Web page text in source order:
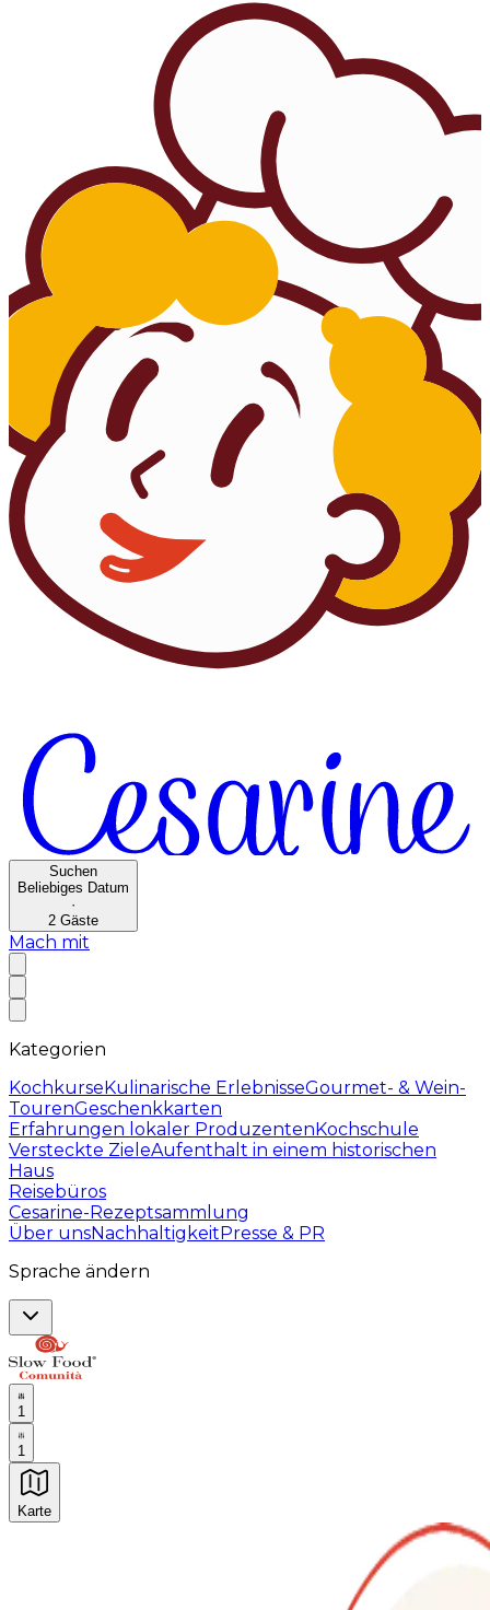
Suchen
Beliebiges Datum
·
2 Gäste
Mach mit
Kategorien
KochkurseKulinarische ErlebnisseGourmet- & Wein-
TourenGeschenkkarten
Erfahrungen lokaler ProduzentenKochschule
Versteckte ZieleAufenthalt in einem historischen
Haus
Reisebüros
Cesarine-Rezeptsammlung
Über unsNachhaltigkeitPresse & PR
Sprache ändern
1
1
Karte
Unvergessliche kulinarische Erlebnisse: